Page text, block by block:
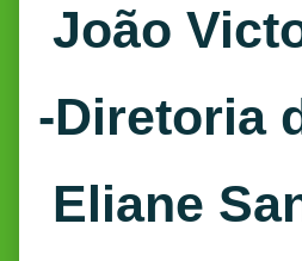
João
-Diretoria
Eliane